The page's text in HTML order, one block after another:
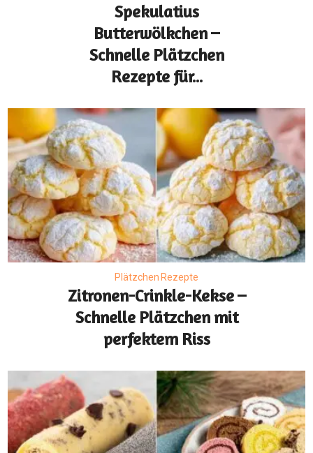
Spekulatius
Butterwölkchen –
Schnelle Plätzchen
Rezepte für...
Plätzchen Rezepte
Zitronen-Crinkle-Kekse –
Schnelle Plätzchen mit
perfektem Riss